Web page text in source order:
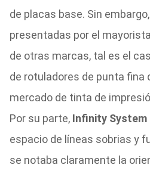
de placas base. Sin
presentadas por el
de otras marcas, tal es el
de rotuladores de punta fina
mercado de tinta de
Por su parte, Infinity System
espacio de líneas sobrias y
se notaba claramente la